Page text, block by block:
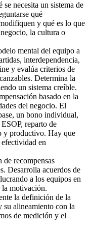
necesita un sistema de
qué
y qué es lo que
la cultura o
mental del equipo a
interdependencia,
y evalúa criterios de
Determina la
un sistema creíble.
basado en la
del negocio. El
un bono individual,
reparto de
y productivo. Hay que
en
de recompensas
Desarrolla acuerdos de
a los equipos en
la motivación.
la definición de la
su alineamiento con la
de medición y el